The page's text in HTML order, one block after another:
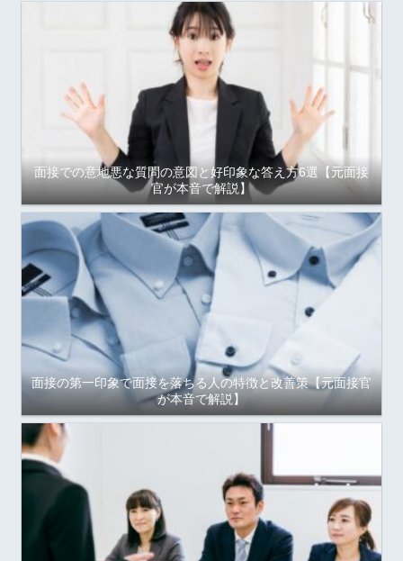
面接での意地悪な質問の意図と好印象な答え方6選【元面接
官が本音で解説】
面接の第一印象で面接を落ちる人の特徴と改善策【元面接官
が本音で解説】